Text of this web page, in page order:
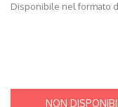
Disponibile nel formato
NON